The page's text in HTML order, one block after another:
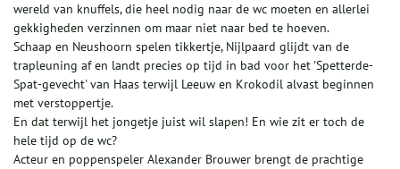
wereld van knuffels, die heel nodig naar de wc moeten en allerlei
gekkigheden verzinnen om maar niet naar bed te hoeven.
Schaap en Neushoorn spelen tikkertje, Nijlpaard glijdt van de
trapleuning af en landt precies op tijd in bad voor het 'Spetterde-
Spat-gevecht' van Haas terwijl Leeuw en Krokodil alvast beginnen
met verstoppertje.
En dat terwijl het jongetje juist wil slapen! En wie zit er toch de
hele tijd op de wc?
Acteur en poppenspeler Alexander Brouwer brengt de prachtige